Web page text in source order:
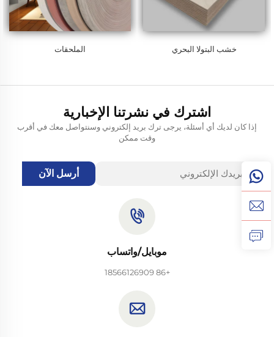
خشب البتولا البحري الملحقات
اشترك في نشرتنا الإخبارية
إذا كان لديك أي أسئلة، يرجى ترك بريد إلكتروني وسنتواصل معك في أقرب
وقت ممكن
أرسل الآن
موبايل/واتساب
+86 18566126909